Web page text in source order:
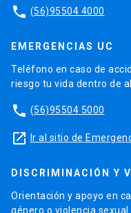
phone (56)95504 4000
EMERGENCIAS UC
Teléfono en caso de
riesgo tu vida dentro de
phone (56)95504 5000
launch Ir al sitio de
DISCRIMINACIÓN Y
Orientación y apoyo en
género o violencia sexual.